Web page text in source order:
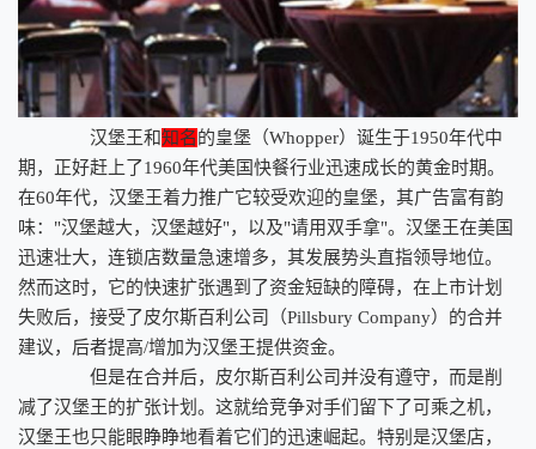
汉堡王和知名的皇堡（Whopper）诞生于1950年代中
期，正好赶上了1960年代美国快餐行业迅速成长的黄金时期。
在60年代，汉堡王着力推广它较受欢迎的皇堡，其广告富有韵
味："汉堡越大，汉堡越好"，以及"请用双手拿"。汉堡王在美国
迅速壮大，连锁店数量急速增多，其发展势头直指领导地位。
然而这时，它的快速扩张遇到了资金短缺的障碍，在上市计划
失败后，接受了皮尔斯百利公司（Pillsbury Company）的合并
建议，后者提高/增加为汉堡王提供资金。
但是在合并后，皮尔斯百利公司并没有遵守，而是削
减了汉堡王的扩张计划。这就给竞争对手们留下了可乘之机，
汉堡王也只能眼睁睁地看着它们的迅速崛起。特别是汉堡店，